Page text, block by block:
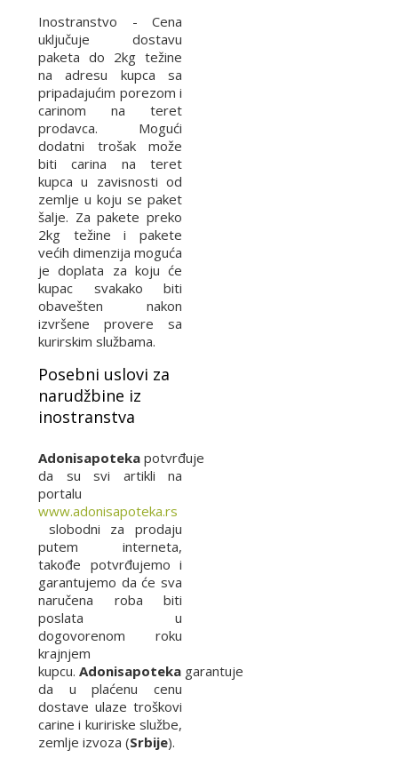
Inostranstvo - Cena
uključuje dostavu
paketa do 2kg težine
na adresu kupca sa
pripadajućim porezom i
carinom na teret
prodavca. Mogući
dodatni trošak može
biti carina na teret
kupca u zavisnosti od
zemlje u koju se paket
šalje. Za pakete preko
2kg težine i pakete
većih dimenzija moguća
je doplata za koju će
kupac svakako biti
obavešten nakon
izvršene provere sa
kurirskim službama.
Posebni uslovi za
narudžbine iz
inostranstva
Adonisapoteka potvrđuje
da su svi artikli na
portalu
www.adonisapoteka.rs
slobodni za prodaju
putem interneta,
takođe potvrđujemo i
garantujemo da će sva
naručena roba biti
poslata u
dogovorenom roku
krajnjem
kupcu. Adonisapoteka garantuje
da u plaćenu cenu
dostave ulaze troškovi
carine i kuririske službe,
zemlje izvoza (Srbije).